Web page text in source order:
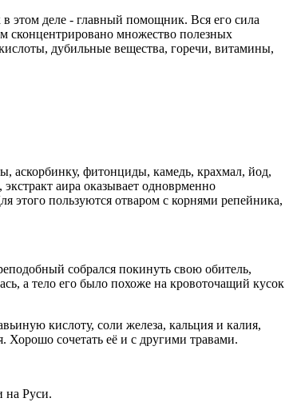
этом деле - главный помощник. Вся его сила
сконцентрировано множество полезных
дубильные вещества, горечи, витамины,
аскорбинку, фитонциды, камедь, крахмал, йод,
аира оказывает одноврменно
пользуются отваром с корнями репейника,
собрался покинуть свою обитель,
а тело его было похоже на кровоточащий кусок
кислоту, соли железа, кальция и калия,
Хорошо сочетать её и с другими травами.
на Руси.